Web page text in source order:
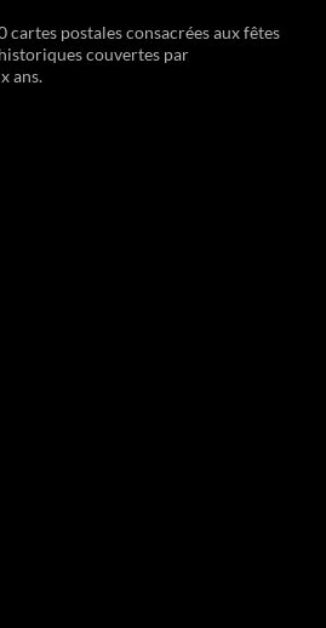
cartes postales consacrées aux fêtes
couvertes par
ans.